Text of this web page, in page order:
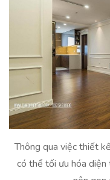
Thông qua việc thiết
có thể tối ưu hóa diện